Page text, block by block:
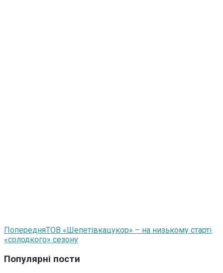
ПопередняТОВ «Шепетівкацукор» – на низькому старті
«солодкого» сезону
Популярні пости